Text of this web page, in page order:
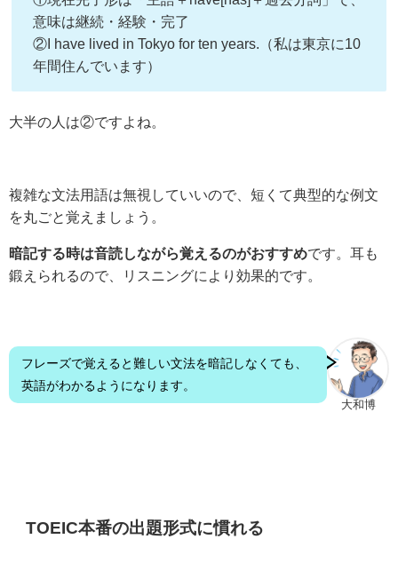
意味は継続・経験・完了
②I have lived in Tokyo for ten years.（私は東京に10
年間住んでいます）
大半の人は②ですよね。
複雑な文法用語は無視していいので、短くて典型的な例文
を丸ごと覚えましょう。
暗記する時は音読しながら覚えるのがおすすめです。耳も
鍛えられるので、リスニングにより効果的です。
大和博
フレーズで覚えると難しい文法を暗記しなくても、
英語がわかるようになります。
TOEIC本番の出題形式に慣れる